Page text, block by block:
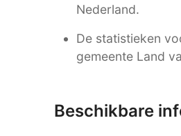
Nederland.
De statistieken
gemeente Land
Beschikbare